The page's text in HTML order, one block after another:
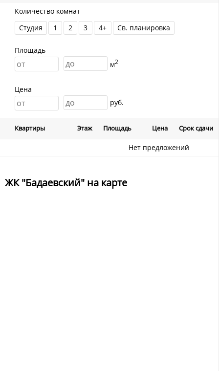
Количество комнат
Студия
1 2 3 4+ Св. планировка
Площадь
м2
Цена
руб.
Квартиры Этаж Площадь Цена Срок сдачи
Нет предложений
ЖК "Бадаевский" на карте